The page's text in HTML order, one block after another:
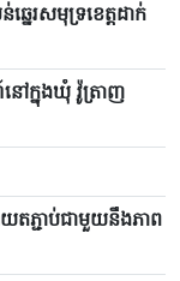
េរសមុទ្រខេត្តដាក់
នៅក្នុងឃុំ វ៉ូត្រាញ
ភ្ជាប់ជាមួយនឹងភាព